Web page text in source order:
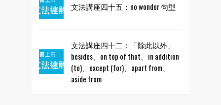
文法講座四十五：no wonder 句型
文法講座四十二：「除此以外」
besides、on top of that、in addition
(to)、except (for)、apart from、
aside from